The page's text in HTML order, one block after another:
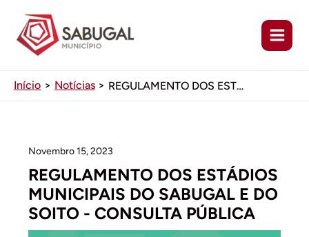
conteúdo
Início Notícias REGULAMENTO DOS ESTÁDIOS MUNICIPAIS DO SABUGAL E DO SOITO – CONSULTA PÚBLICA
Novembro 15, 2023
REGULAMENTO DOS ESTÁDIOS
MUNICIPAIS DO SABUGAL E DO
SOITO - CONSULTA PÚBLICA